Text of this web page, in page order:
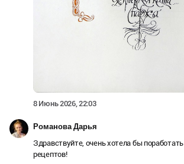
8 Июнь 2026, 22:03
Романова Дарья
Здравствуйте, очень хотела бы
рецептов!